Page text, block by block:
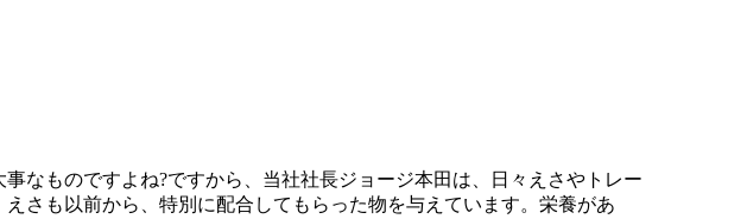
なものですよね?ですから、当社社長ジョージ本田は、日々えさやトレー
さも以前から、特別に配合してもらった物を与えています。栄養があ